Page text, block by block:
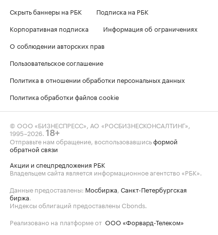
Скрыть баннеры на РБК
Подписка на РБК
Корпоративная подписка
Информация об ограничениях
О соблюдении авторских прав
Пользовательское соглашение
Политика в отношении обработки персональных данных
Политика обработки файлов cookie
© ООО «БИЗНЕСПРЕСС», АО «РОСБИЗНЕСКОНСАЛТИНГ»,
1995–2026. 18+
Отправьте нам обращение, воспользовавшисьформой
обратной связи
Акции и спецпредложения РБК
Владельцем сайта является информационное агентство «РБК».
Данные предоставлены: Мосбиржа, Санкт-Петербургская
биржа.
Индексы облигаций предоставлены Cbonds.
Реализовано на платформе от ООО «Форвард-Телеком»